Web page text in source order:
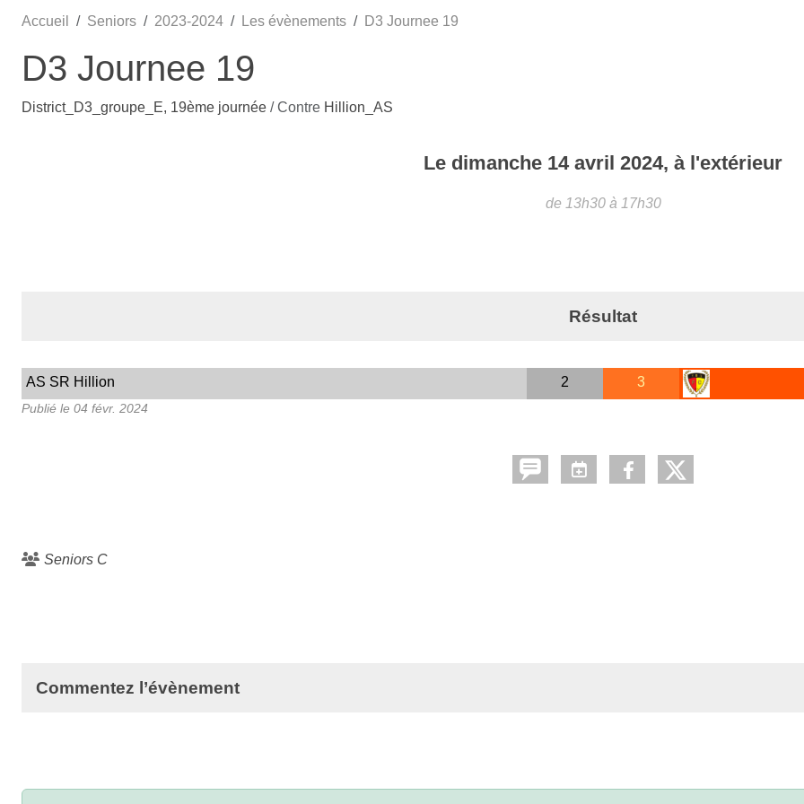
Accueil Seniors 2023-2024 Les évènements D3 Journee 19
D3 Journee 19
District_D3_groupe_E, 19ème journée / Contre Hillion_AS
Le dimanche 14 avril 2024, à l'extérieur
de 13h30 à 17h30
Résultat
AS SR Hillion 2 3
Publié le 04 févr. 2024
Seniors C
Commentez l’évènement